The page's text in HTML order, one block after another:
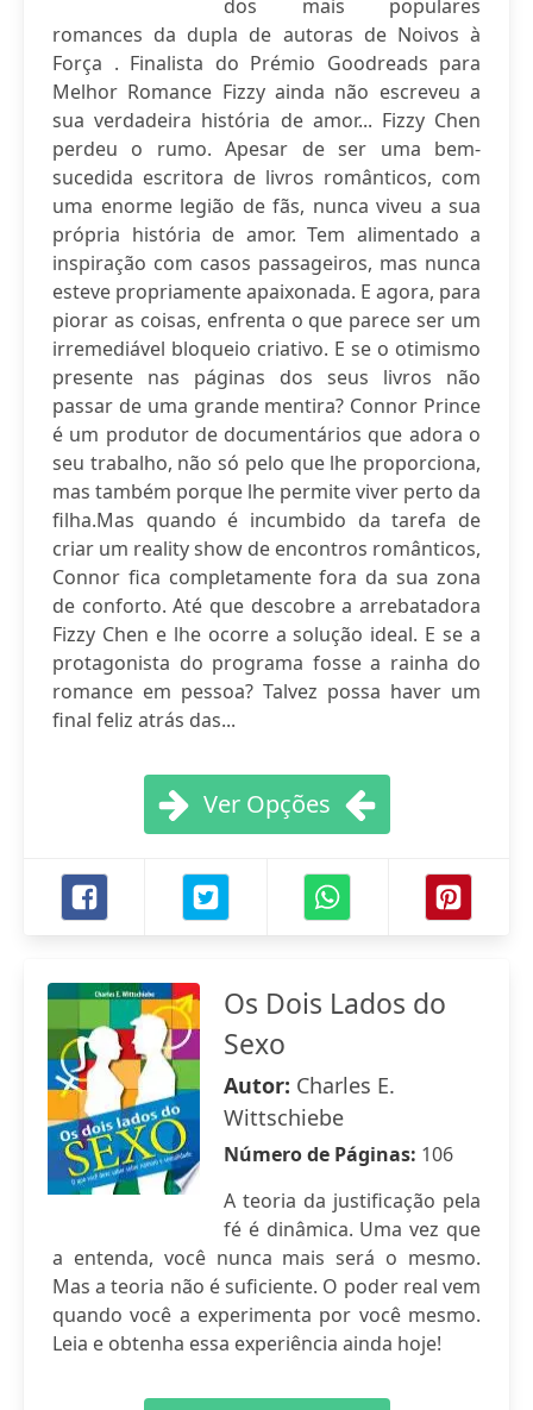
dos mais populares
romances da dupla de autoras de Noivos à
Força . Finalista do Prémio Goodreads para
Melhor Romance Fizzy ainda não escreveu a
sua verdadeira história de amor... Fizzy Chen
perdeu o rumo. Apesar de ser uma bem-
sucedida escritora de livros românticos, com
uma enorme legião de fãs, nunca viveu a sua
própria história de amor. Tem alimentado a
inspiração com casos passageiros, mas nunca
esteve propriamente apaixonada. E agora, para
piorar as coisas, enfrenta o que parece ser um
irremediável bloqueio criativo. E se o otimismo
presente nas páginas dos seus livros não
passar de uma grande mentira? Connor Prince
é um produtor de documentários que adora o
seu trabalho, não só pelo que lhe proporciona,
mas também porque lhe permite viver perto da
filha.Mas quando é incumbido da tarefa de
criar um reality show de encontros românticos,
Connor fica completamente fora da sua zona
de conforto. Até que descobre a arrebatadora
Fizzy Chen e lhe ocorre a solução ideal. E se a
protagonista do programa fosse a rainha do
romance em pessoa? Talvez possa haver um
final feliz atrás das...
Ver Opções
Os Dois Lados do
Sexo
Autor: Charles E.
Wittschiebe
Número de Páginas: 106
A teoria da justificação pela
fé é dinâmica. Uma vez que
a entenda, você nunca mais será o mesmo.
Mas a teoria não é suficiente. O poder real vem
quando você a experimenta por você mesmo.
Leia e obtenha essa experiência ainda hoje!